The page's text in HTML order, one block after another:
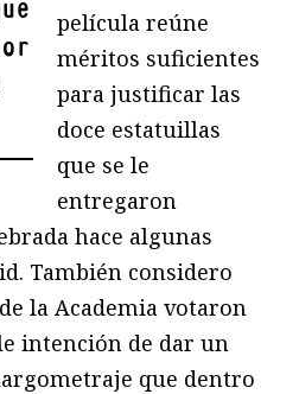
película reúne
méritos suficientes
para justificar las
doce estatuillas
que se le
entregaron
hace algunas
También considero
la Academia votaron
intención de dar un
que dentro